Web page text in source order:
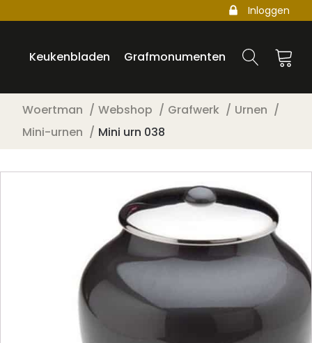
Inloggen
Keukenbladen Grafmonumenten
Woertman Webshop Grafwerk
Urnen
Mini-urnen
Mini urn 038